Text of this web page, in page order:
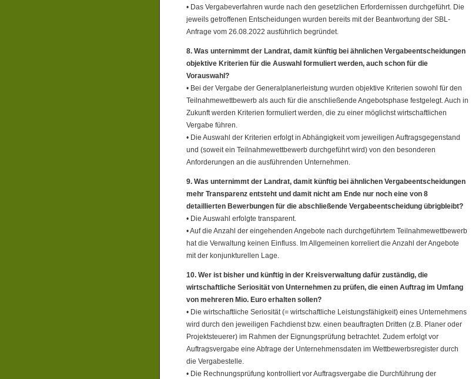
• Das Vergabeverfahren wurde nach den gesetzlichen Erfordernissen durchgeführt. Die
jeweils getroffenen Entscheidungen wurden bereits mit der Beantwortung der SBL-
Anfrage vom 26.08.2022 ausführlich begründet.
8. Was unternimmt der Landrat, damit künftig bei ähnlichen Vergabeentscheidungen
objektive Kriterien für die Auswahl formuliert werden, auch schon für die
Vorauswahl?
• Bei der Vergabe der Generalplanerleistung wurden objektive Kriterien sowohl für den
Teilnahmewettbewerb als auch für die anschließende Angebotsphase festgelegt. Auch in
Zukunft werden Kriterien formuliert werden, die zu einer möglichst wirtschaftlichen
Vergabe führen.
• Die Auswahl der Kriterien erfolgt in Abhängigkeit vom jeweiligen Auftragsgegenstand
und (soweit ein Teilnahmewettbewerb durchgeführt wird) von den besonderen
Anforderungen an die ausführenden Unternehmen.
9. Was unternimmt der Landrat, damit künftig bei ähnlichen Vergabeentscheidungen
mehr Transparenz entsteht und damit nicht am Ende nur noch eine von 8
detaillierten Bewerbungen für die abschließende Vergabeentscheidung übrigbleibt?
• Die Auswahl erfolgte transparent.
• Auf die Anzahl der eingehenden Angebote nach durchgeführtem Teilnahmewettbewerb
hat die Verwaltung keinen Einfluss. Im Allgemeinen korreliert die Anzahl der Angebote
mit der konjunkturellen Lage.
10. Wer ist bisher und künftig in der Kreisverwaltung dafür zuständig, die
wirtschaftliche Seriosität von Unternehmen zu prüfen, die einen Auftrag im Umfang
von mehreren Mio. Euro erhalten sollen?
• Die wirtschaftliche Seriosität (= wirtschaftliche Leistungsfähigkeit) eines Unternehmens
wird durch den jeweiligen Fachdienst bzw. einen beauftragten Dritten (z.B. Planer oder
Projektsteuerer) im Rahmen der Eignungsprüfung betrachtet. Zudem erfolgt vor
Auftragsvergabe eine Abfrage der Unternehmensdaten im Wettbewerbsregister durch
die Vergabestelle.
• Die Rechnungsprüfung kontrolliert vor Auftragsvergabe die Durchführung der